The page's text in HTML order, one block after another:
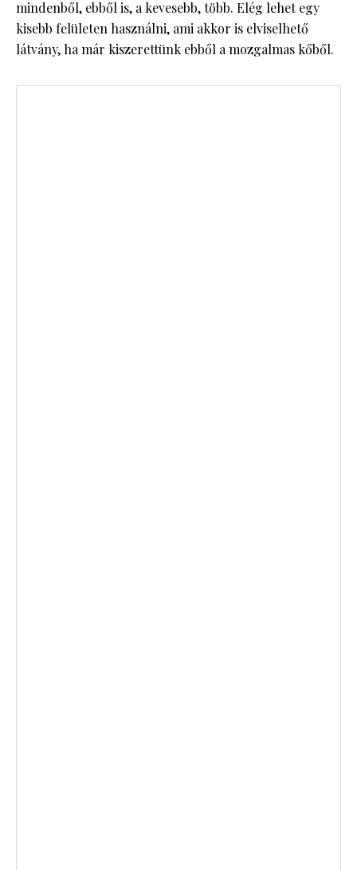
mindenből, ebből is, a kevesebb, több. Elég lehet egy
kisebb felületen használni, ami akkor is elviselhető
látvány, ha már kiszerettünk ebből a mozgalmas kőből.